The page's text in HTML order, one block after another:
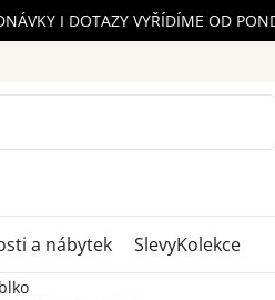
I DOTAZY VYŘÍDÍME OD
a nábytek SlevyKolekce